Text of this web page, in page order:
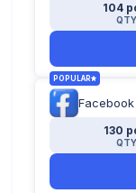
104
QTY
POPULAR
130
QTY